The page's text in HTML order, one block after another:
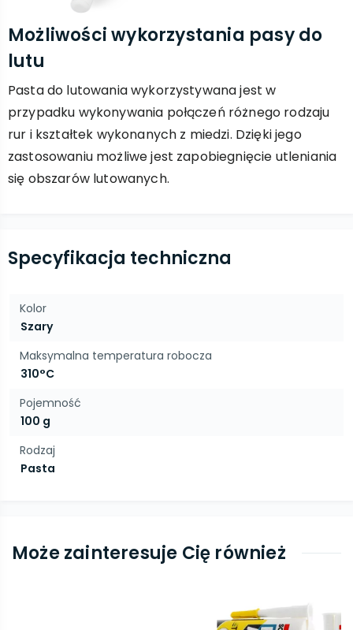
Możliwości wykorzystania pasy do
lutu
Pasta do lutowania wykorzystywana jest w
przypadku wykonywania połączeń różnego rodzaju
rur i kształtek wykonanych z miedzi. Dzięki jego
zastosowaniu możliwe jest zapobiegnięcie utleniania
się obszarów lutowanych.
Specyfikacja techniczna
Kolor
Szary
Maksymalna temperatura robocza
310°C
Pojemność
100 g
Rodzaj
Pasta
Może zainteresuje Cię również